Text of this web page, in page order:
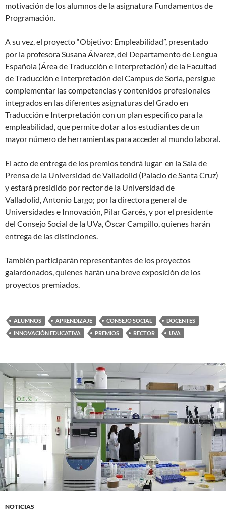
motivación de los alumnos de la asignatura Fundamentos de
Programación.
A su vez, el proyecto “Objetivo: Empleabilidad”, presentado
por la profesora Susana Álvarez, del Departamento de Lengua
Española (Área de Traducción e Interpretación) de la Facultad
de Traducción e Interpretación del Campus de Soria, persigue
complementar las competencias y contenidos profesionales
integrados en las diferentes asignaturas del Grado en
Traducción e Interpretación con un plan específico para la
empleabilidad, que permite dotar a los estudiantes de un
mayor número de herramientas para acceder al mundo laboral.
El acto de entrega de los premios tendrá lugar en la Sala de
Prensa de la Universidad de Valladolid (Palacio de Santa Cruz)
y estará presidido por rector de la Universidad de
Valladolid, Antonio Largo; por la directora general de
Universidades e Innovación, Pilar Garcés, y por el presidente
del Consejo Social de la UVa, Óscar Campillo, quienes harán
entrega de las distinciones.
También participarán representantes de los proyectos
galardonados, quienes harán una breve exposición de los
proyectos premiados.
ALUMNOS APRENDIZAJE CONSEJO SOCIAL
DOCENTES
INNOVACIÓN EDUCATIVA
PREMIOS RECTOR UVA
NOTICIAS